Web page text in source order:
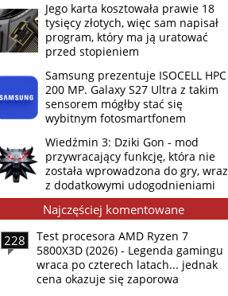
Jego karta kosztowała prawie 18
tysięcy złotych, więc sam napisał
program, który ma ją uratować
przed stopieniem
Samsung prezentuje ISOCELL HPC
200 MP. Galaxy S27 Ultra z takim
sensorem mógłby stać się
wybitnym fotosmartfonem
Wiedźmin 3: Dziki Gon - mod
przywracający funkcję, która nie
została wprowadzona do gry, wraz
z dodatkowymi udogodnieniami
Najczęściej komentowane
228
Test procesora AMD Ryzen 7
5800X3D (2026) - Legenda gamingu
wraca po czterech latach... jednak
cena okazuje się zaporowa